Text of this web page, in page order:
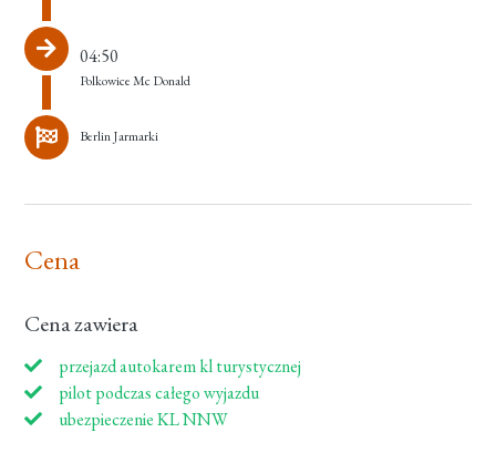
04:50
Polkowice Mc Donald
Berlin Jarmarki
Cena
Cena zawiera
przejazd autokarem kl turystycznej
pilot podczas całego wyjazdu
ubezpieczenie KL NNW